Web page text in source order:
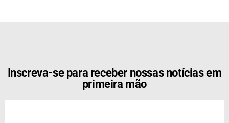
Inscreva-se para receber nossas notícias em
primeira mão